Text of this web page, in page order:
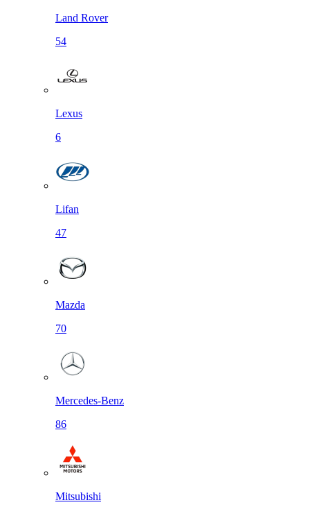
Land Rover
54
Lexus
6
Lifan
47
Mazda
70
Mercedes-Benz
86
Mitsubishi